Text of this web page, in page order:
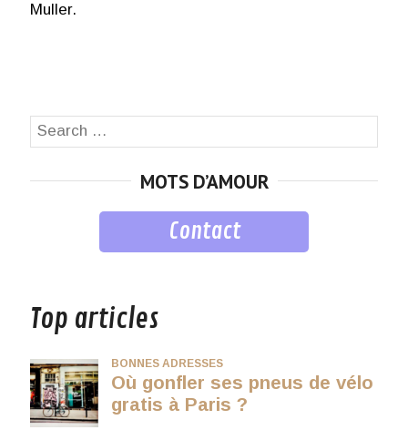
Muller.
Search
MOTS D’AMOUR
Contact
Top articles